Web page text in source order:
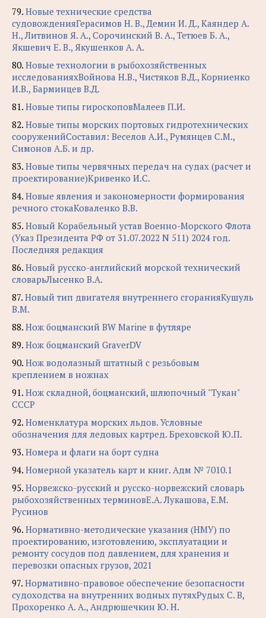
79. Новые технические средства
судовожденияГерасимов Н. В., Демин И. Д., Каяндер А.
Н., Литвинов Я. А., Сорочинский В. А., Тетюев Б. А.,
Якшевич Е. В., Якушенков А. А.
80. Новые технологии в рыбохозяйственных
исследованияхВойнова Н.В., Чистяков В.Д., Корниенко
И.В., Барминцев В.Д.
81. Новые типы гироскоповМалеев П.И.
82. Новые типы морских портовых гидротехнических
сооруженийСоставил: Веселов А.И., Румянцев С.М.,
Симонов А.Б. и др.
83. Новые типы червячных передач на судах (расчет и
проектирование)Кривенко И.С.
84. Новые явления и закономерности формирования
речного стокаКоваленко В.В.
85. Новый Корабельный устав Военно-Морского Флота
(Указ Президента РФ от 31.07.2022 N 511) 2024 год.
Последняя редакция
86. Новый русско-английский морской технический
словарьЛысенко В.А.
87. Новый тип двигателя внутреннего сгоранияКушуль
В.М.
88. Нож боцманский BW Marine в футляре
89. Нож боцманский GraverDV
90. Нож водолазный штатный с резьбовым
креплением в ножнах
91. Нож складной, боцманский, шлюпочный "Тукан"
СССР
92. Номенклатура морских льдов. Условные
обозначения для ледовых картред. Бреховской Ю.П.
93. Номера и флаги на борт судна
94. Номерной указатель карт и книг. Адм № 7010.1
95. Норвежско-русский и русско-норвежский словарь
рыбохозяйственных терминовЕ.А. Лукашова, Е.М.
Русинов
96. Нормативно-методические указания (НМУ) по
проектированию, изготовлению, эксплуатации и
ремонту сосудов под давлением, для хранения и
перевозки опасных грузов, 2021
97. Нормативно-правовое обеспечение безопасности
судоходства на внутренних водных путяхРудых С. В,
Прохоренко А. А., Андрюшечкин Ю. Н.